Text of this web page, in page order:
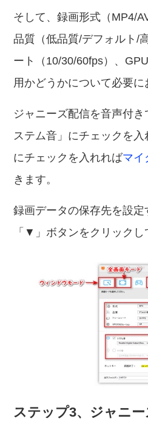
そして、録画形式（MP4/
品質（低品質/デフォルト/
ート（10/30/60fps）、
用かどうかについて必要に
ジャニーズ配信を音声付
ステム音」にチェックを入
にチェックを入れればマイ
きます。
録画データの保存先を設
「▼」ボタンをクリックし
ステップ3、ジャニ